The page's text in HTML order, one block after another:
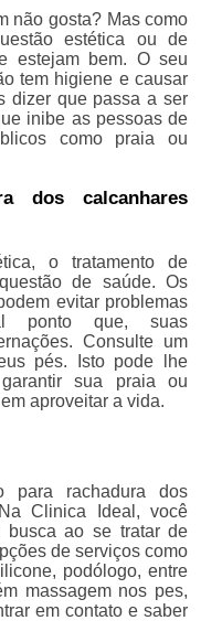
não gosta? Mas como
estética ou de
estejam bem. O seu
tem higiene e causar
dizer que passa a ser
inibe as pessoas de
como praia ou
dos calcanhares
o tratamento de
de saúde. Os
evitar problemas
ponto que, suas
Consulte um
pés. Isto pode lhe
sua praia ou
aproveitar a vida.
para rachadura dos
Clinica Ideal, você
busca ao se tratar de
de serviços como
podólogo, entre
massagem nos pes,
em contato e saber